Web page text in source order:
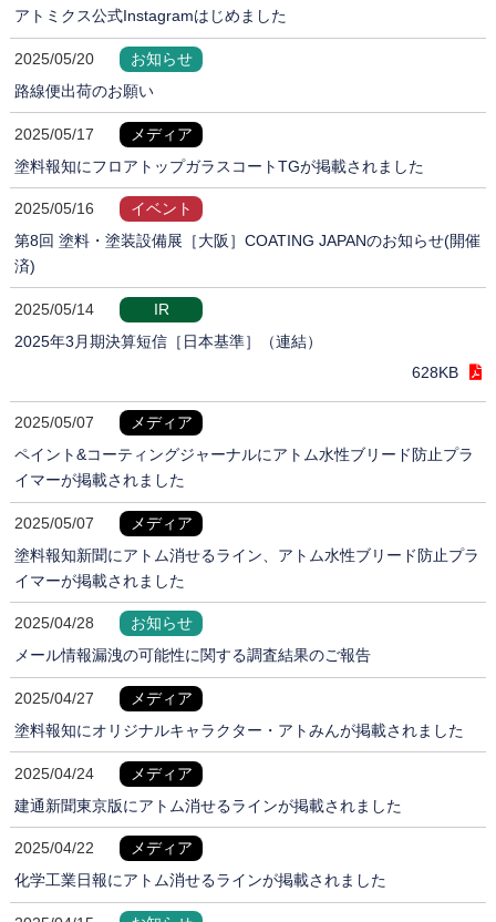
アトミクス公式Instagramはじめました
2025/05/20
お知らせ
路線便出荷のお願い
2025/05/17
メディア
塗料報知にフロアトップガラスコートTGが掲載されました
2025/05/16
イベント
第8回 塗料・塗装設備展［大阪］COATING JAPANのお知らせ(開催
済)
2025/05/14
IR
2025年3月期決算短信［日本基準］（連結）
628KB
2025/05/07
メディア
ペイント&コーティングジャーナルにアトム水性ブリード防止プラ
イマーが掲載されました
2025/05/07
メディア
塗料報知新聞にアトム消せるライン、アトム水性ブリード防止プラ
イマーが掲載されました
2025/04/28
お知らせ
メール情報漏洩の可能性に関する調査結果のご報告
2025/04/27
メディア
塗料報知にオリジナルキャラクター・アトみんが掲載されました
2025/04/24
メディア
建通新聞東京版にアトム消せるラインが掲載されました
2025/04/22
メディア
化学工業日報にアトム消せるラインが掲載されました